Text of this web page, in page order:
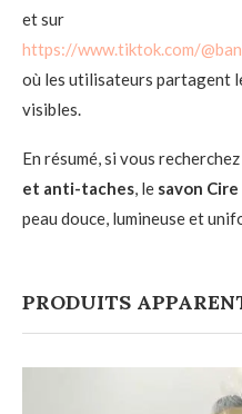
et sur
https://www.tiktok.com/
où les utilisateurs partagent
visibles.
En résumé, si vous recherchez
et anti-taches, le savon Cire
peau douce, lumineuse et
PRODUITS